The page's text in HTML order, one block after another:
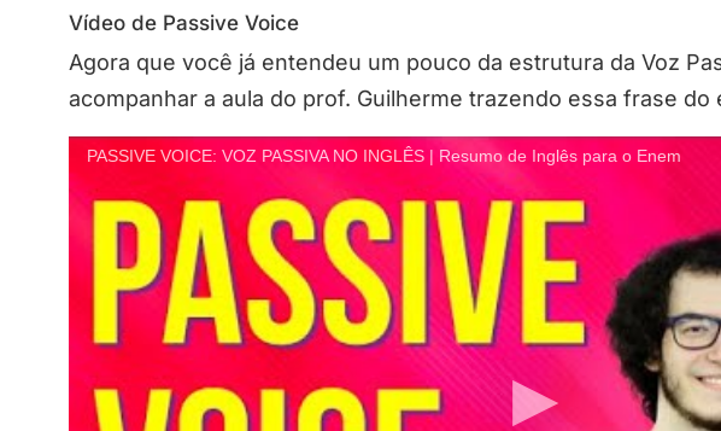
Vídeo de Passive Voice
Agora que você já entendeu um pouco da estrutura da Voz
acompanhar a aula do prof. Guilherme trazendo essa frase do
PASSIVE VOICE: VOZ PASSIVA NO INGLÊS | Resumo de Inglês para o Enem